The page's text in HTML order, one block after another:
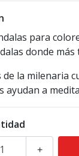
para
donde más
la milenaria
ayudan a
+